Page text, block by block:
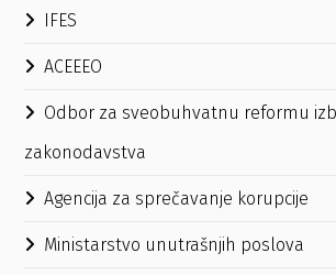
IFES
ACEEEO
Odbor za sveobuhvatnu reformu
zakonodavstva
Agencija za sprečavanje korupcije
Ministarstvo unutrašnjih poslova